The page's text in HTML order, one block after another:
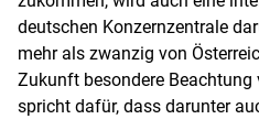
deutschen Konzernzentrale
mehr als zwanzig von
Zukunft besondere Beachtung
spricht dafür, dass darunter